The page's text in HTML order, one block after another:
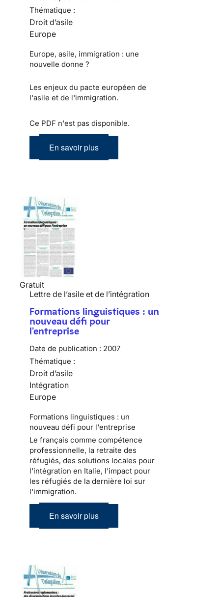
Thématique :
Droit d’asile
Europe
Europe, asile, immigration : une
nouvelle donne ?
Les enjeux du pacte européen de
l'asile et de l'immigration.
Ce PDF n'est pas disponible.
En savoir plus
Gratuit
Lettre de l’asile et de l’intégration
Formations linguistiques : un
nouveau défi pour
l'entreprise
Date de publication : 2007
Thématique :
Droit d’asile
Intégration
Europe
Formations linguistiques : un
nouveau défi pour l'entreprise
Le français comme compétence
professionnelle, la retraite des
réfugiés, des solutions locales pour
l'intégration en Italie, l'impact pour
les réfugiés de la dernière loi sur
l'immigration.
En savoir plus